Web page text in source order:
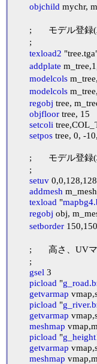
objchild mychr, mysdw		; 目玉の
texload2 "tree.tga"				; テクスチャの
addplate
modelcols m_tree,
modelcols m_tree, 1,22,10,1
regobj tree,
objfloor tree, 15
setcoli
setpos tree, 0, -
setuv 0,0,128,128
addmesh
texload "
regobj obj,
setborder 150,150,150		; 移
gsel 3
picload "
getvarmap
picload "
getvarmap
meshmap
picload "
getvarmap
meshmap